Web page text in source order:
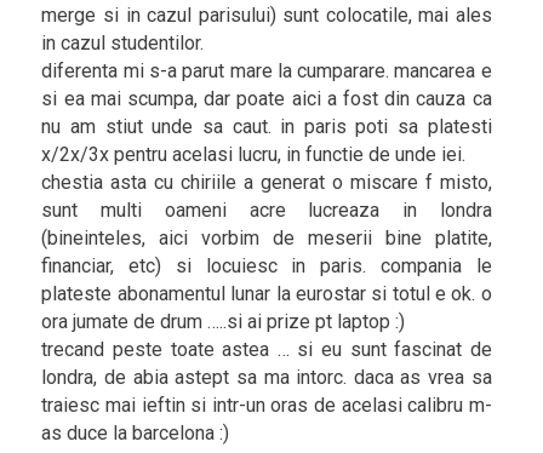
merge si in cazul parisului) sunt colocatile, mai ales
in cazul studentilor.
diferenta mi s-a parut mare la cumparare. mancarea e
si ea mai scumpa, dar poate aici a fost din cauza ca
nu am stiut unde sa caut. in paris poti sa platesti
x/2x/3x pentru acelasi lucru, in functie de unde iei.
chestia asta cu chiriile a generat o miscare f misto,
sunt multi oameni acre lucreaza in londra
(bineinteles, aici vorbim de meserii bine platite,
financiar, etc) si locuiesc in paris. compania le
plateste abonamentul lunar la eurostar si totul e ok. o
ora jumate de drum …..si ai prize pt laptop :)
trecand peste toate astea … si eu sunt fascinat de
londra, de abia astept sa ma intorc. daca as vrea sa
traiesc mai ieftin si intr-un oras de acelasi calibru m-
as duce la barcelona :)